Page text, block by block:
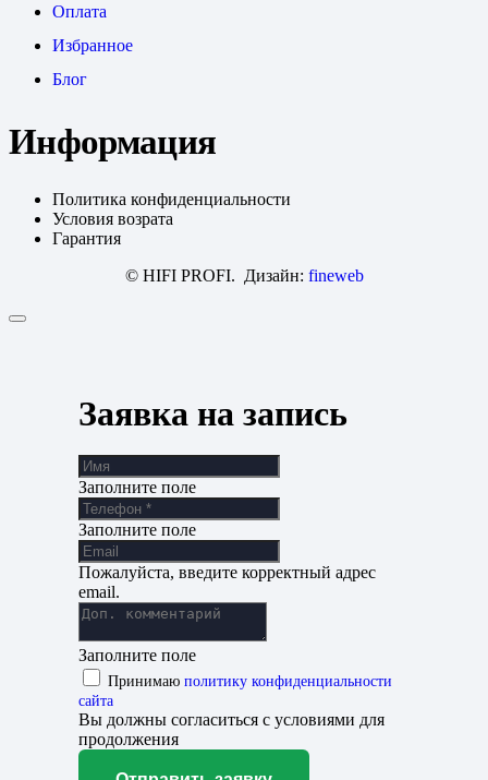
Оплата
Избранное
Блог
Информация
Политика конфиденциальности
Условия возрата
Гарантия
© HIFI PROFI. Дизайн: fineweb
Заявка на запись
Заполните поле
Заполните поле
Пожалуйста, введите корректный адрес
email.
Заполните поле
Принимаю политику конфиденциальности
сайта
Вы должны согласиться с условиями для
продолжения